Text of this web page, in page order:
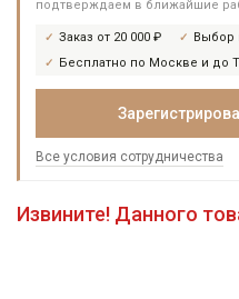
подтверждаем в ближайшие
Заказ от 20 000 ₽ Выбор
Бесплатно по Москве и до
Все условия сотрудничества
Извините! Данного